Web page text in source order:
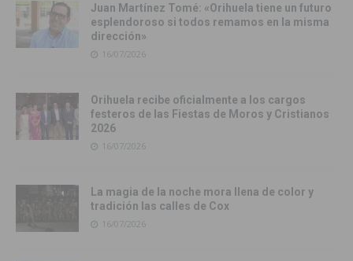
Juan Martínez Tomé: «Orihuela tiene un futuro
esplendoroso si todos remamos en la misma
dirección»
16/07/2026
Orihuela recibe oficialmente a los cargos
festeros de las Fiestas de Moros y Cristianos
2026
16/07/2026
La magia de la noche mora llena de color y
tradición las calles de Cox
16/07/2026